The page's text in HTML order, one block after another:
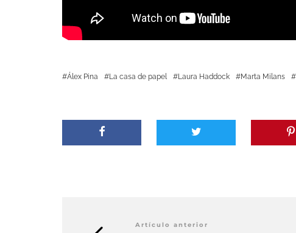
Álex Pina La casa de papel Laura Haddock Marta Milans
Artículo anterior